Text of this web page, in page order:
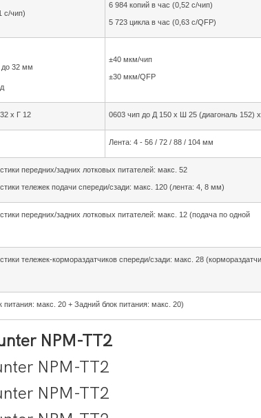
с/чип)
6 984 копий в час (0,52 с/чип)
5 723 цикла в час (0,63 с/QFP)
32 мм
±40 мкм/чип
±30 мкм/QFP
x Г 12 0603 чип до Д 150 x Ш 25 (диагональ 152)
Лента: 4 - 56 / 72 / 88 / 104 мм
передних/задних лотковых питателей: макс. 52
тележек подачи спереди/сзади: макс. 120 (лента: 4, 8 мм)
передних/задних лотковых питателей: макс. 12 (подача по одной
тележек-кормораздатчиков спереди/сзади: макс. 28
макс. 20 + Задний блок питания: макс. 20)